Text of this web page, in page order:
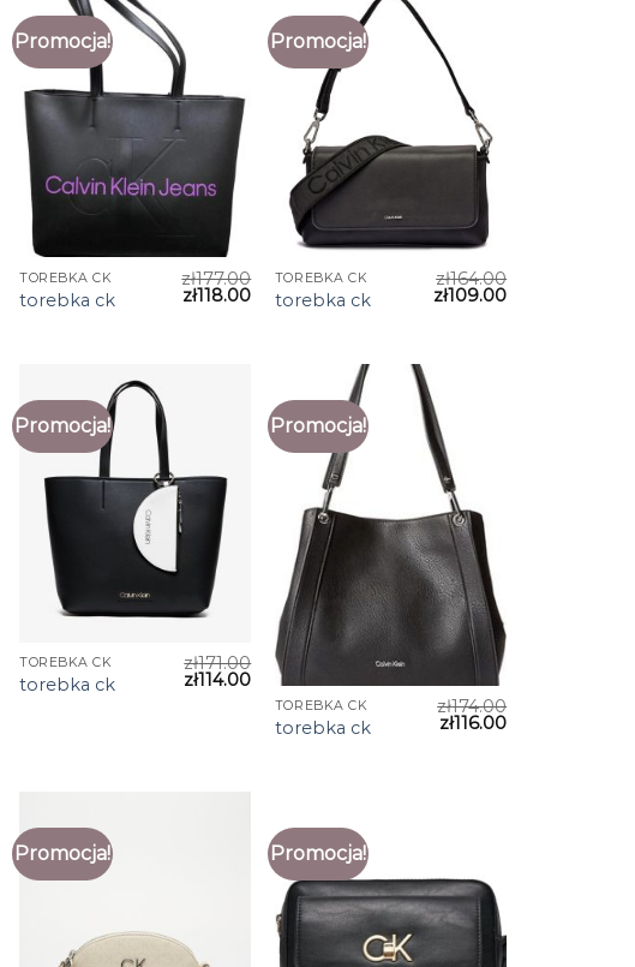
Promocja!
TOREBKA CK
torebka ck
zł177.00
zł118.00
Promocja!
TOREBKA CK
torebka ck
zł164.00
zł109.00
Promocja!
TOREBKA CK
torebka ck
zł171.00
zł114.00
Promocja!
TOREBKA CK
torebka ck
zł174.00
zł116.00
Promocja! Promocja!